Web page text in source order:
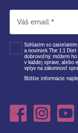
Súhlasím so
a noviniek The 1:1
dobrovoľný, môžem
v každej správe, alebo
vplyv na zákonnosť
Bližšie informácie
FacebookInstagram